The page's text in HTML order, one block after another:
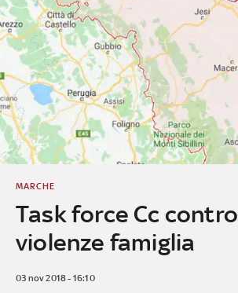
Task force Cc contro
violenze famiglia
MARCHE
03 nov 2018 - 16:10